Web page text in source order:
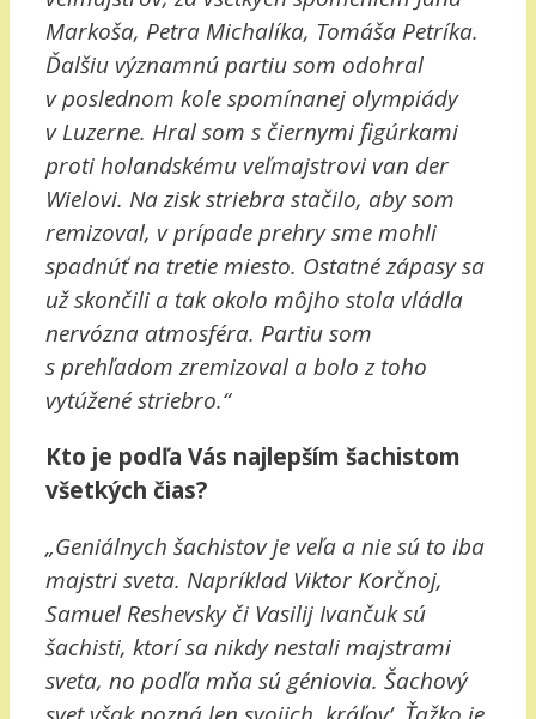
Markoša, Petra Michalíka, Tomáša Petríka.
Ďalšiu významnú partiu som odohral
v poslednom kole spomínanej olympiády
v Luzerne. Hral som s čiernymi figúrkami
proti holandskému veľmajstrovi van der
Wielovi. Na zisk striebra stačilo, aby som
remizoval, v prípade prehry sme mohli
spadnúť na tretie miesto. Ostatné zápasy sa
už skončili a tak okolo môjho stola vládla
nervózna atmosféra. Partiu som
s prehľadom zremizoval a bolo z toho
vytúžené striebro.“
Kto je podľa Vás najlepším šachistom
všetkých čias?
„Geniálnych šachistov je veľa a nie sú to iba
majstri sveta. Napríklad Viktor Korčnoj,
Samuel Reshevsky či Vasilij Ivančuk sú
šachisti, ktorí sa nikdy nestali majstrami
sveta, no podľa mňa sú géniovia. Šachový